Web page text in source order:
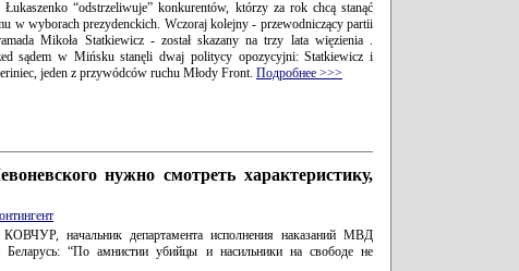
Łukaszenko “odstrzeliwuje” konkurentów, którzy za rok chcą stanąć
w wyborach prezydenckich. Wczoraj kolejny - przewodniczący partii
Mikoła Statkiewicz - został skazany na trzy lata więzienia .
sądem w Mińsku stanęli dwaj politycy opozycyjni: Statkiewicz i
jeden z przywódców ruchu Młody Front. Подробнее >>>
нужно смотреть характеристику,
начальник департамента исполнения наказаний МВД
Беларусь: “По амнистии убийцы и насильники на свободе не